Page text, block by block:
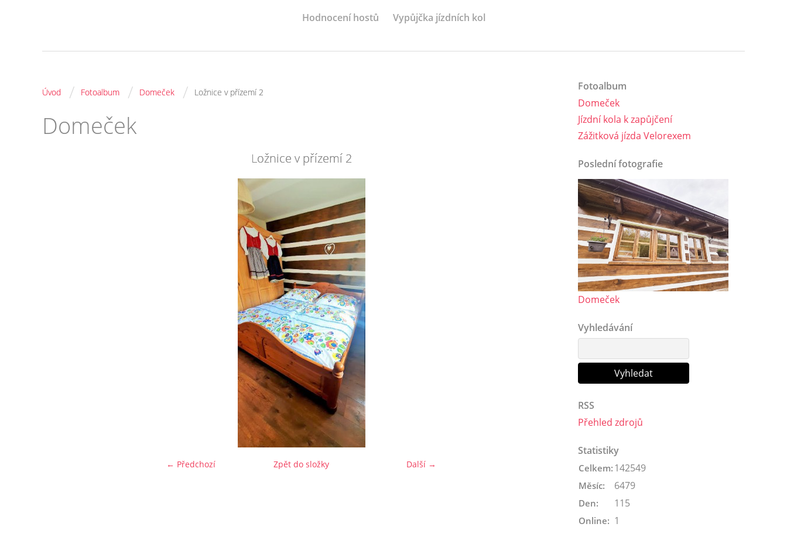
Hodnocení hostů Vypůjčka jízdních kol
Úvod / Fotoalbum / Domeček / Ložnice v přízemí 2
Domeček
Ložnice v přízemí 2
← Předchozí Další →
Zpět do složky
Fotoalbum
Domeček
Jízdní kola k zapůjčení
Zážitková jízda Velorexem
Poslední fotografie
Domeček
Vyhledávání
RSS
Přehled zdrojů
Statistiky
Online: 1
Celkem: 142549
Měsíc: 6479
Den: 115